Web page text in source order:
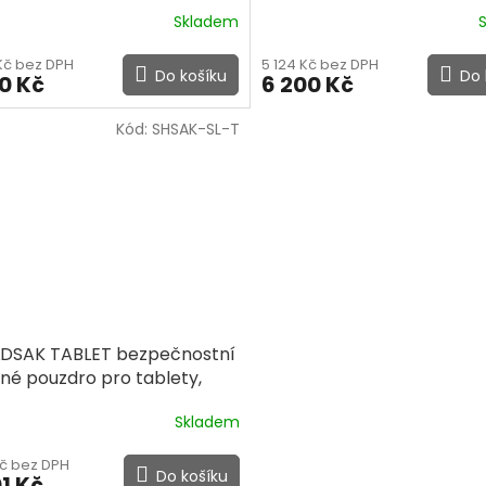
Skladem
bez DPH
Kč Do košíku
5 124 Kč bez DPH
6 200 Kč Do
TABLET bezpečnostní
pouzdro pro tablety,
Skladem
bez DPH
Do košíku
Kód: SHSAK-SL-T